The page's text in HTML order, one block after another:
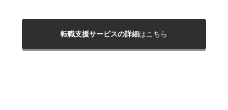
転職支援サービスの詳細はこちら